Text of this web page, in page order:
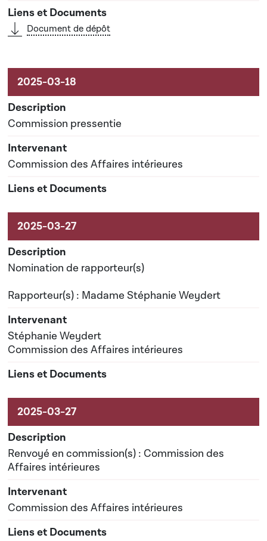
Document de dépôt
Commission pressentie
Commission des Affaires intérieures
Nomination de rapporteur(s)
Rapporteur(s) : Madame Stéphanie Weydert
Stéphanie Weydert
Commission des Affaires intérieures
Renvoyé en commission(s) : Commission des
Affaires intérieures
Commission des Affaires intérieures